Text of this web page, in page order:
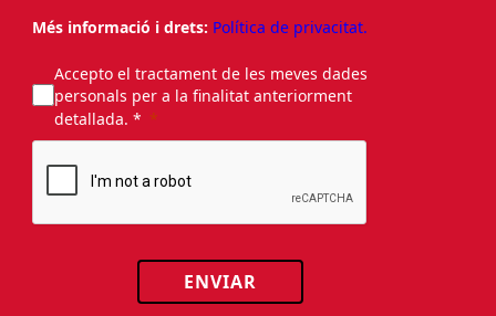
Més informació i drets: Política de privacitat.
Accepto el tractament de les meves dades
personals per a la finalitat anteriorment
detallada. *
ENVIAR